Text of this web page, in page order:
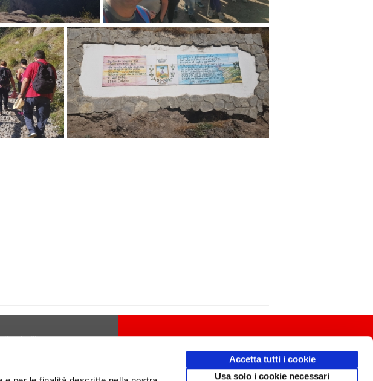
Accetta tutti i cookie
Usa solo i cookie necessari
Borghi d'Italia